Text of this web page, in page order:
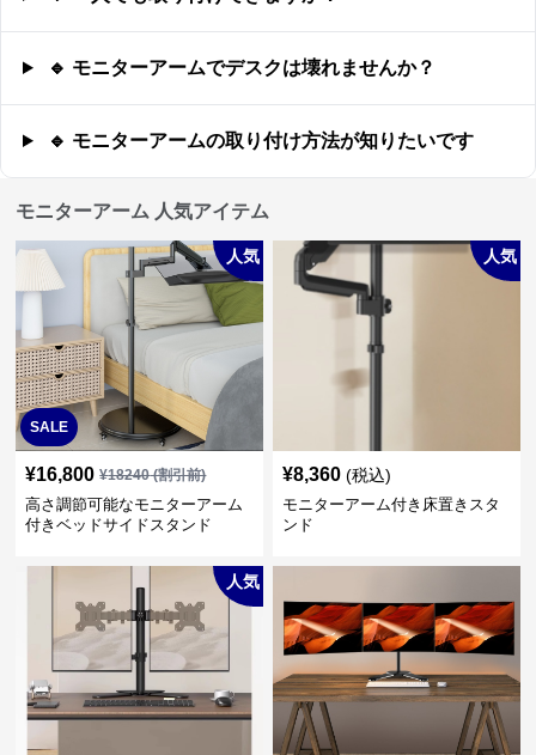
🔹 モニターアームでデスクは壊れませんか？
🔹 モニターアームの取り付け方法が知りたいです
モニターアーム 人気アイテム
SALE
人気
¥16,800 ¥18240(割引前)
高さ調節可能なモニターアーム
付きベッドサイドスタンド
人気
¥8,360 (税込)
モニターアーム付き床置きスタ
ンド
人気